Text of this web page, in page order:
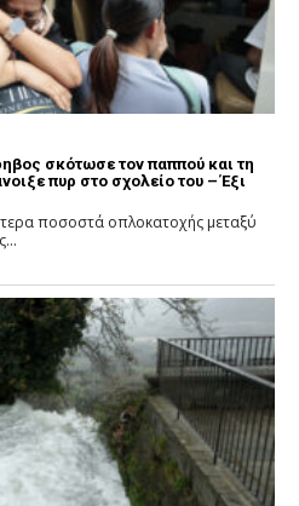
σκότωσε τον παππού και τη
πυρ στο σχολείο του – Έξι
ποσοστά οπλοκατοχής μεταξύ